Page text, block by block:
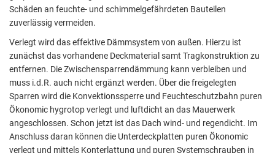
Schäden an feuchte- und schimmelgefährdeten Bauteilen
zuverlässig vermeiden.
Verlegt wird das effektive Dämmsystem von außen. Hierzu ist
zunächst das vorhandene Deckmaterial samt Tragkonstruktion zu
entfernen. Die Zwischensparrendämmung kann verbleiben und
muss i.d.R. auch nicht ergänzt werden. Über die freigelegten
Sparren wird die Konvektionssperre und Feuchteschutzbahn puren
Ökonomic hygrotop verlegt und luftdicht an das Mauerwerk
angeschlossen. Schon jetzt ist das Dach wind- und regendicht. Im
Anschluss daran können die Unterdeckplatten puren Ökonomic
verlegt und mittels Konterlattung und puren Systemschrauben in
helfen dabei, unsere Website nutzbar zu machen sowie Zugriffe
auf sichere Bereiche unserer Website ermöglichen.
Cookie Informationen anzeigen
External Content
Includes resources that make external content available on the
website. Such as YouTube, Instagram or similar providers.